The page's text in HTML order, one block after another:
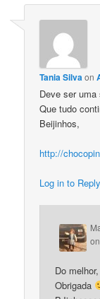
Tania Silvaon
Deve ser
Que tudo
Beijinhos,
http://
Log in to Reply
Do
Obrigada